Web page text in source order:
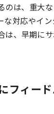
のは、重大
な対応やイ
は、早期に
フィー